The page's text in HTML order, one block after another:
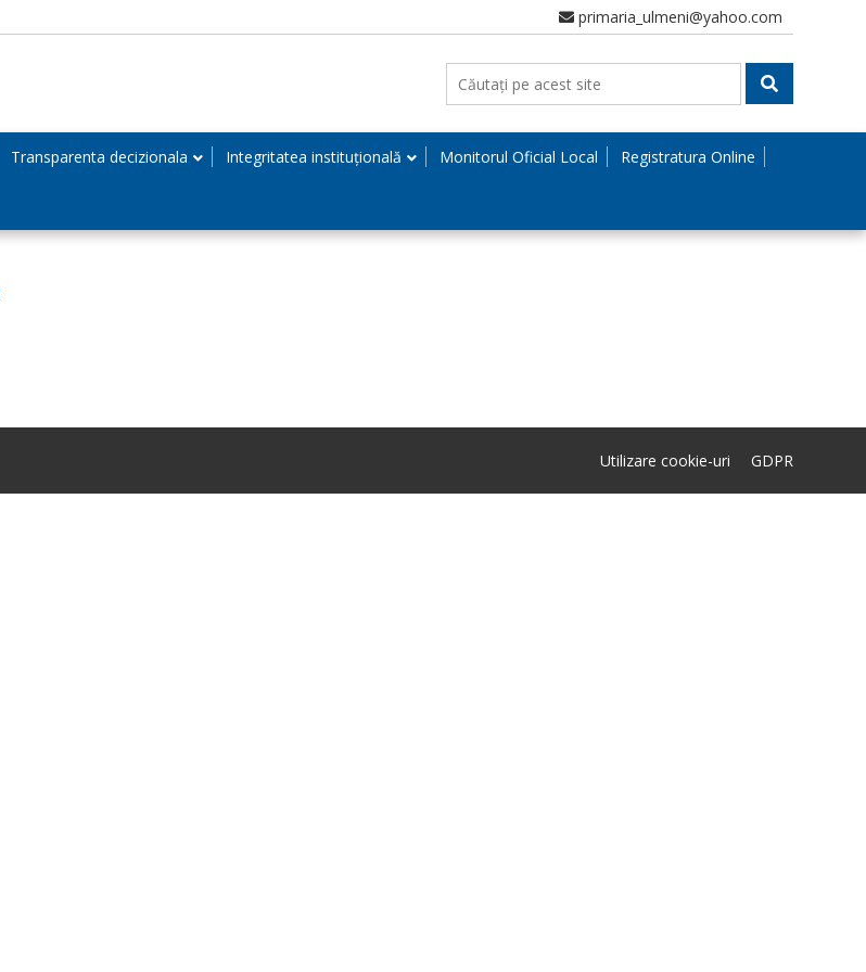
primaria_ulmeni@yahoo.com
Transparenta decizionala Integritatea instituțională Monitorul Oficial Local Registratura Online
Utilizare cookie-uri GDPR